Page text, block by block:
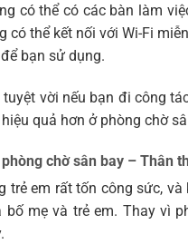
có thể có các bàn làm
có thể kết nối với Wi-Fi
bạn sử dụng.
vời nếu bạn đi công
quả hơn ở phòng chờ
chờ sân bay – Thân
trẻ em rất tốn công sức,
bố mẹ và trẻ em. Thay vì